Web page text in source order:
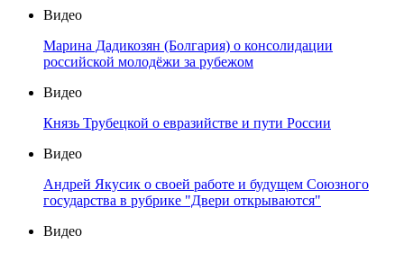
Видео
Марина Дадикозян (Болгария) о консолидации
российской молодёжи за рубежом
Видео
Князь Трубецкой о евразийстве и пути России
Видео
Андрей Якусик о своей работе и будущем Союзного
государства в рубрике "Двери открываются"
Видео